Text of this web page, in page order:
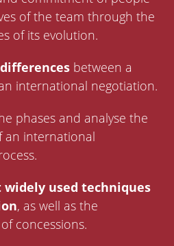
of the team through the
of its evolution.
between a
international negotiation.
phases and analyse the
an international
widely used techniques
, as well as the
concessions.